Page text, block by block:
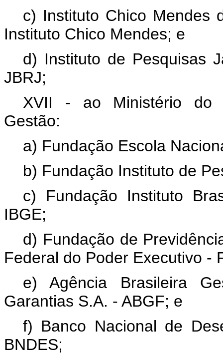
c) Instituto Chico Mendes
Instituto Chico Mendes; e
d) Instituto de Pesquisas
JBRJ;
XVII - ao Ministério do
Gestão:
a) Fundação Escola
b) Fundação Instituto de
c) Fundação Instituto
IBGE;
d) Fundação de
Federal do Poder Executivo -
e) Agência Brasileira
Garantias S.A. - ABGF; e
f) Banco Nacional de
BNDES;